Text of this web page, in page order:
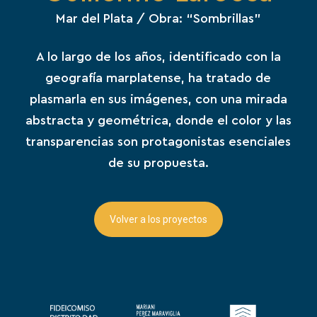
Mar del Plata / Obra: “Sombrillas”
A lo largo de los años, identificado con la
geografía marplatense, ha tratado de
plasmarla en sus imágenes, con una mirada
abstracta y geométrica, donde el color y las
transparencias son protagonistas esenciales
de su propuesta.
Volver a los proyectos